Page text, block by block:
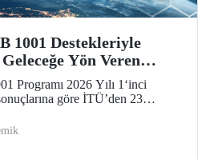
1001 Destekleriyle
Yön Veren
2026 Yılı 1‘inci
göre İTÜ’den 23